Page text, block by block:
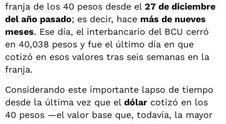
franja de los 40 pesos desde el 27 de diciembre
del año pasado; es decir, hace más de nueves
meses. Ese día, el interbancario del BCU cerró
en 40,038 pesos y fue el último día en que
cotizó en esos valores tras seis semanas en la
franja.
Considerando este importante lapso de tiempo
desde la última vez que el dólar cotizó en los
40 pesos —el valor base que, todavía, la mayor